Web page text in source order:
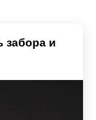
забора и